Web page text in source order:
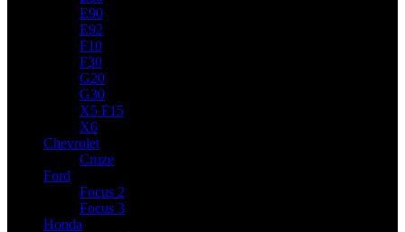
E90
E92
F10
F30
G20
G30
X5 F15
X6
Chevrolet
Cruze
Ford
Focus 2
Focus 3
Honda